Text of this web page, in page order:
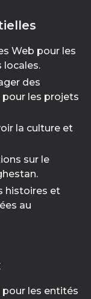
Web pour les
locales.
des
les projets
la culture et
sur le
histoires et
au
pour les entités